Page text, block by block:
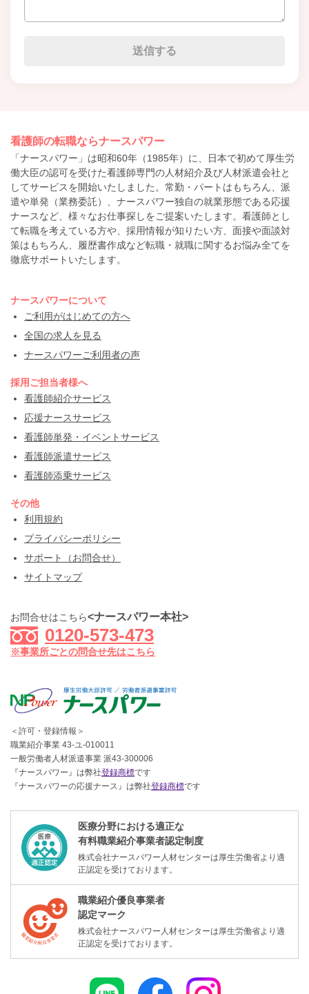
看護師の転職ならナースパワー
「ナースパワー」は昭和60年（1985年）に、日本で初めて厚生労
働大臣の認可を受けた看護師専門の人材紹介及び人材派遣会社と
してサービスを開始いたしました。常勤・パートはもちろん、派
遣や単発（業務委託）、ナースパワー独自の就業形態である応援
ナースなど、様々なお仕事探しをご提案いたします。看護師とし
て転職を考えている方や、採用情報が知りたい方、面接や面談対
策はもちろん、履歴書作成など転職・就職に関するお悩み全てを
徹底サポートいたします。
ナースパワーについて
ご利用がはじめての方へ
全国の求人を見る
ナースパワーご利用者の声
採用ご担当者様へ
看護師紹介サービス
応援ナースサービス
看護師単発・イベントサービス
看護師派遣サービス
看護師添乗サービス
その他
利用規約
プライバシーポリシー
サポート（お問合せ）
サイトマップ
お問合せはこちら<ナースパワー本社>
0120-573-473
※事業所ごとの問合せ先はこちら
＜許可・登録情報＞
職業紹介事業 43-ユ-010011
一般労働者人材派遣事業 派43-300006
『ナースパワー』は弊社登録商標です
『ナースパワーの応援ナース』は弊社登録商標です
医療分野における適正な
有料職業紹介事業者認定制度
株式会社ナースパワー人材センターは厚生労働省より適
正認定を受けております。
職業紹介優良事業者
認定マーク
株式会社ナースパワー人材センターは厚生労働省より適
正認定を受けております。